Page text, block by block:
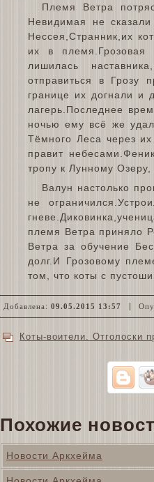
Племя Ветра
Невидимая не
Нессея,Странник,их
их в племя.Грозовая
лишилась
отправиться в Грозу
границе их догнали и
лагерь.Последнее
ночью ему всё же
Тёмного Леса через
правит
тропу к Лунному Озеру,
Валун настолько
не
племя Ветра приняло
Ветра за обучение
долг.И Грозовому
том, что коты с
Добавлена: 09.05.2015 13:57
Коты-воители. Отголоски
Похожие
Новости Аркхейма